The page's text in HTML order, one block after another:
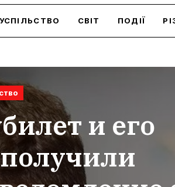
СВІТ ПОДІЇ
и его